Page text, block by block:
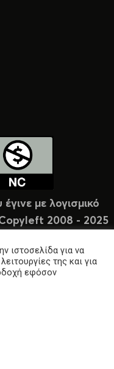
με λογισμικό
2008 - 2025
ιστοσελίδα για να
της και για
εφόσον